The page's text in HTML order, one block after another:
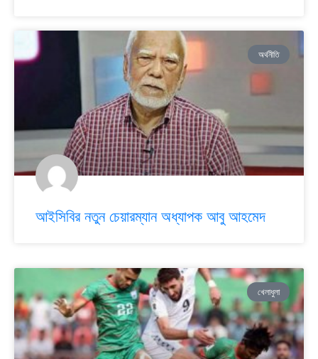
অর্থনীতি
আইসিবির নতুন চেয়ারম্যান অধ্যাপক আবু আহমেদ
খেলাধুলা